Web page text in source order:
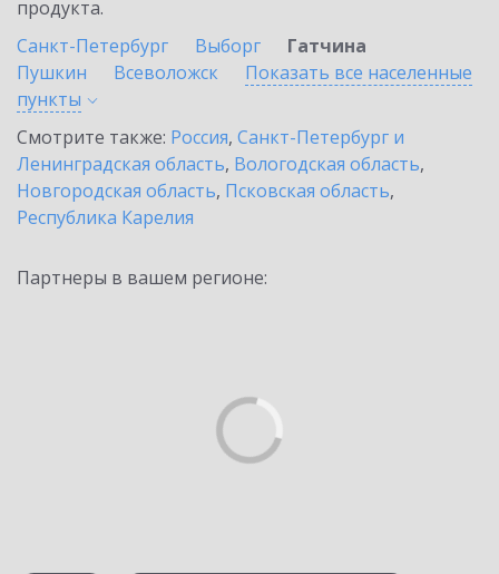
продукта.
Санкт-Петербург
Выборг
Гатчина
Пушкин
Всеволожск
Показать все населенные
пункты
Смотрите также: Россия, Санкт-Петербург и
Ленинградская область, Вологодская область,
Новгородская область, Псковская область,
Республика Карелия
Партнеры в вашем регионе: